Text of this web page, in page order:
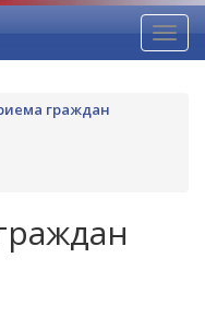
граждан